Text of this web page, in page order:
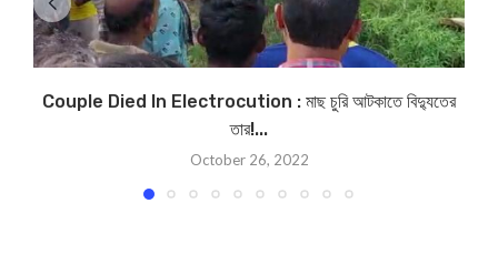
Couple Died In Electrocution : মাছ চুরি আটকাতে বিদ্যুতের
তার!...
October 26, 2022